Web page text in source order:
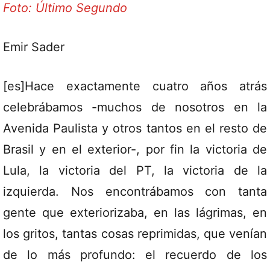
Foto: Último Segundo
Emir Sader
[es]Hace exactamente cuatro años atrás
celebrábamos -muchos de nosotros en la
Avenida Paulista y otros tantos en el resto de
Brasil y en el exterior-, por fin la victoria de
Lula, la victoria del PT, la victoria de la
izquierda. Nos encontrábamos con tanta
gente que exteriorizaba, en las lágrimas, en
los gritos, tantas cosas reprimidas, que venían
de lo más profundo: el recuerdo de los